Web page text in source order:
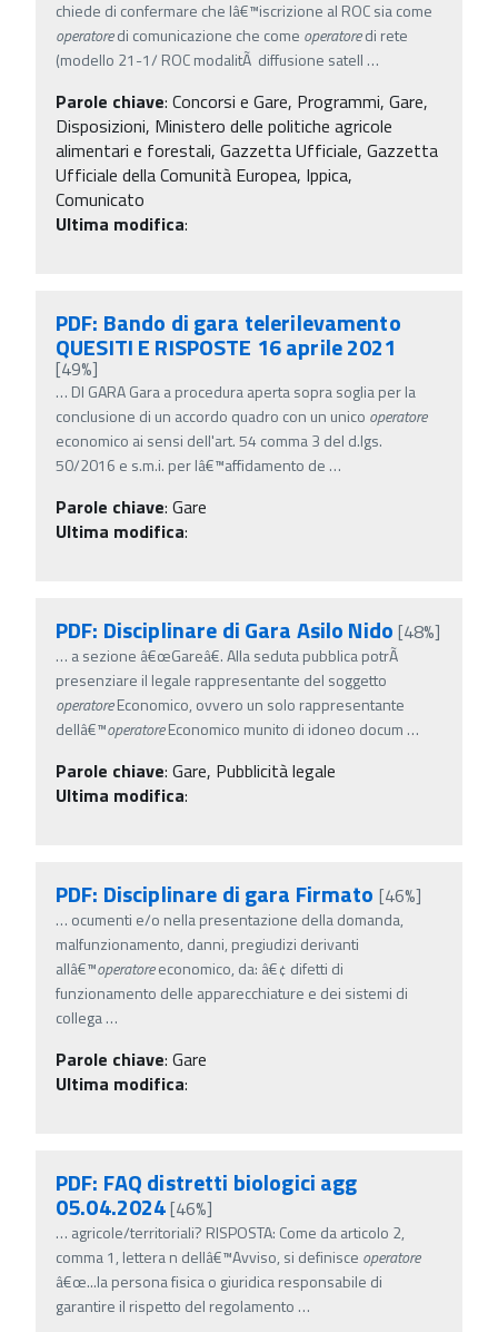
chiede di confermare che lâ€™iscrizione al ROC sia come
operatoredi comunicazione che come operatoredi rete
(modello 21-1/ ROC modalitÃ diffusione satell …
Parole chiave: Concorsi e Gare, Programmi, Gare,
Disposizioni, Ministero delle politiche agricole
alimentari e forestali, Gazzetta Ufficiale, Gazzetta
Ufficiale della Comunità Europea, Ippica,
Comunicato
Ultima modifica:
PDF: Bando di gara telerilevamento
QUESITI E RISPOSTE 16 aprile 2021
[49%]
… DI GARA Gara a procedura aperta sopra soglia per la
conclusione di un accordo quadro con un unico operatore
economico ai sensi dell'art. 54 comma 3 del d.lgs.
50/2016 e s.m.i. per lâ€™affidamento de …
Parole chiave: Gare
Ultima modifica:
PDF: Disciplinare di Gara Asilo Nido [48%]
… a sezione â€œGareâ€. Alla seduta pubblica potrÃ
presenziare il legale rappresentante del soggetto
operatoreEconomico, ovvero un solo rappresentante
dellâ€™operatoreEconomico munito di idoneo docum …
Parole chiave: Gare, Pubblicità legale
Ultima modifica:
PDF: Disciplinare di gara Firmato [46%]
… ocumenti e/o nella presentazione della domanda,
malfunzionamento, danni, pregiudizi derivanti
allâ€™operatoreeconomico, da: â€¢ difetti di
funzionamento delle apparecchiature e dei sistemi di
collega…
Parole chiave: Gare
Ultima modifica:
PDF: FAQ distretti biologici agg
05.04.2024[46%]
… agricole/territoriali? RISPOSTA: Come da articolo 2,
comma 1, lettera n dellâ€™Avviso, si definisce operatore
â€œ...la persona fisica o giuridica responsabile di
garantire il rispetto del regolamento …